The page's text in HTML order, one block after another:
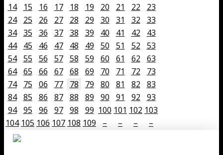
14
15 16 17 18 19 20 21 22
23
24
25 26 27 28 29 30 31 32
33
34
35 36 37 38 39 40 41 42
43
44
45 46 47 48 49 50 51 52
53
54
55 56 57 58 59 60 61 62
63
64
65 66 67 68 69 70 71 72
73
74
75 06 77 78 79 80 81 82
83
84
85 86 87 88 89 90 91 92
93
94
95 96 97 98 99 100 101 102 103
104 105 106 107 108 109 – – – –